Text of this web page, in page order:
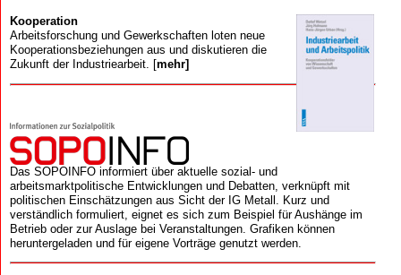
Kooperation
Arbeits­forschung und Gewerk­schaften loten neue
Kooperations­beziehungen aus und diskutieren die
Zukunft der Industriearbeit. [mehr]
Das SOPOINFO informiert über aktuelle sozial- und
arbeitsmarktpolitische Entwicklungen und Debatten, verknüpft mit
politischen Einschätzungen aus Sicht der IG Metall. Kurz und
verständlich formuliert, eignet es sich zum Beispiel für Aushänge im
Betrieb oder zur Auslage bei Veranstaltungen. Grafiken können
heruntergeladen und für eigene Vorträge genutzt werden.